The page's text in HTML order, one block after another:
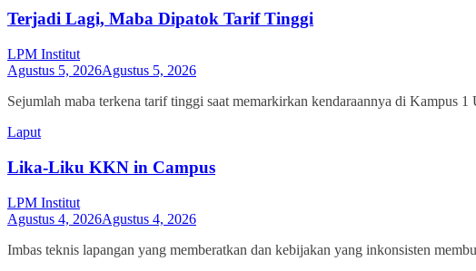
Terjadi Lagi, Maba Dipatok Tarif Tinggi
LPM Institut
Agustus 5, 2026Agustus 5, 2026
Sejumlah maba terkena tarif tinggi saat memarkirkan kendaraannya di Kampus
Laput
Lika-Liku KKN in Campus
LPM Institut
Agustus 4, 2026Agustus 4, 2026
Imbas teknis lapangan yang memberatkan dan kebijakan yang inkonsisten